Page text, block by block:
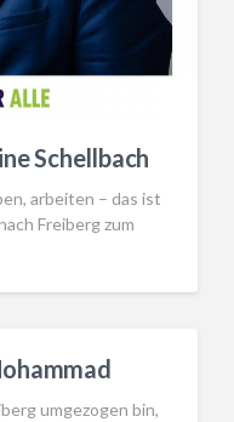
Schellbach
arbeiten – das ist
Freiberg zum
umgezogen bin,